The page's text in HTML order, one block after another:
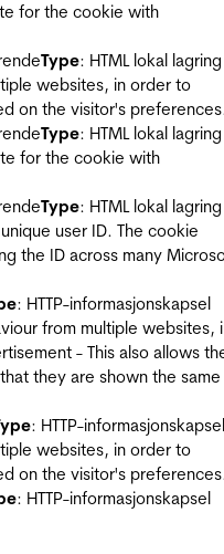
for the cookie with
Type: HTML lokal lagring
websites, in order to
on the visitor's
Type: HTML lokal lagring
for the cookie with
Type: HTML lokal lagring
user ID. The cookie
the ID across many
: HTTP-informasjonskapsel
from multiple websites,
- This also allows
they are shown the same
: HTTP-informasjonskapsel
websites, in order to
on the visitor's
: HTTP-informasjonskapsel